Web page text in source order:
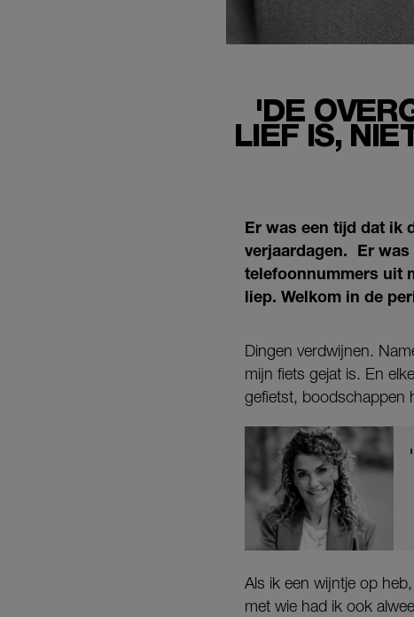
'DE
LIEF IS,
Er was een tijd dat ik
verjaardagen. Er was
telefoonnummers uit
liep. Welkom in de
Dingen verdwijnen.
mijn fiets gejat is. En
gefietst, boodschappen
Als ik een wijntje op
met wie had ik ook